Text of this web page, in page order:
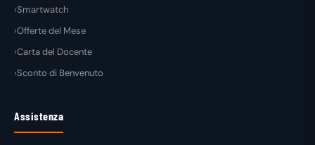
Smartwatch
Offerte del Mese
Carta del Docente
Sconto di Benvenuto
Assistenza